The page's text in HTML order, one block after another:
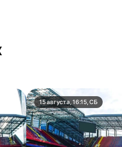
15 августа, 16:15, СБ